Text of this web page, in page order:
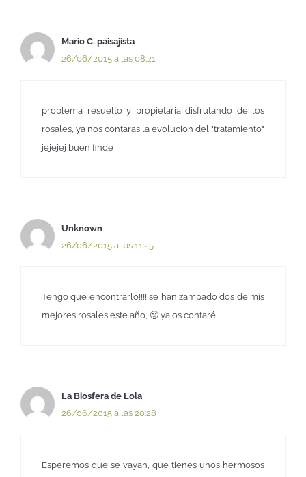
Mario C. paisajista
26/06/2015 a las 08:21
problema resuelto y propietaria disfrutando de los
rosales, ya nos contaras la evolucion del "tratamiento"
jejejej buen finde
Unknown
26/06/2015 a las 11:25
Tengo que encontrarlo!!!! se han zampado dos de mis
mejores rosales este año, 🙁 ya os contaré
La Biosfera de Lola
26/06/2015 a las 20:28
Esperemos que se vayan, que tienes unos hermosos